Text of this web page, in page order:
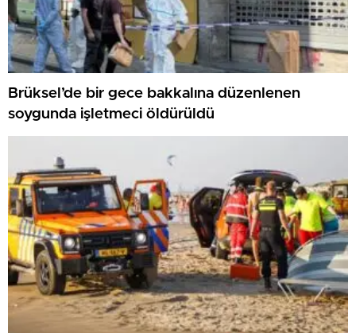
Brüksel’de bir gece bakkalına düzenlenen
soygunda işletmeci öldürüldü